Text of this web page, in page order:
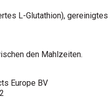
L-Glutathion), gereinigtes
den Mahlzeiten.
Europe BV